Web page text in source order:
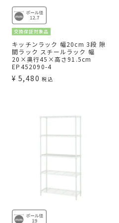
交換保証対象品
キッチンラック 幅20cm 3段 隙
間ラック スチールラック 幅
20×奥行45×高さ91.5cm
EP452090-4
¥ 5,480 税込